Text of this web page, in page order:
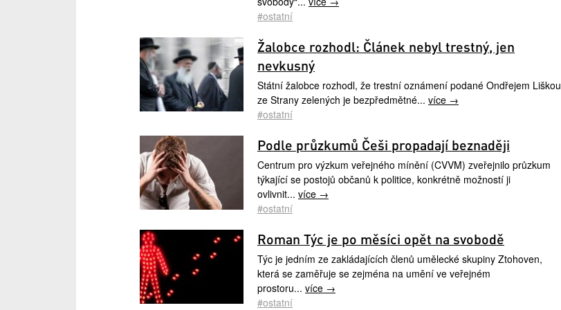
#ostatní
Žalobce rozhodl: Článek nebyl trestný, jen
nevkusný
Státní žalobce rozhodl, že trestní oznámení podané Ondřejem Liškou
ze Strany zelených je bezpředmětné... více →
#ostatní
Podle průzkumů Češi propadají beznaději
Centrum pro výzkum veřejného mínění (CVVM) zveřejnilo průzkum
týkající se postojů občanů k politice, konkrétně možností ji
ovlivnit... více →
#ostatní
Roman Týc je po měsíci opět na svobodě
Týc je jedním ze zakládajících členů umělecké skupiny Ztohoven,
která se zaměřuje se zejména na umění ve veřejném
prostoru... více →
#ostatní